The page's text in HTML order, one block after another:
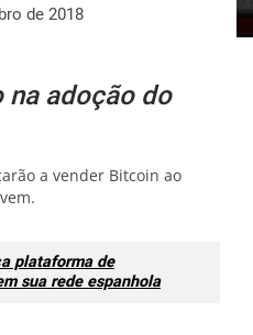
de 2018
adoção do
a vender Bitcoin ao
plataforma de
sua rede espanhola